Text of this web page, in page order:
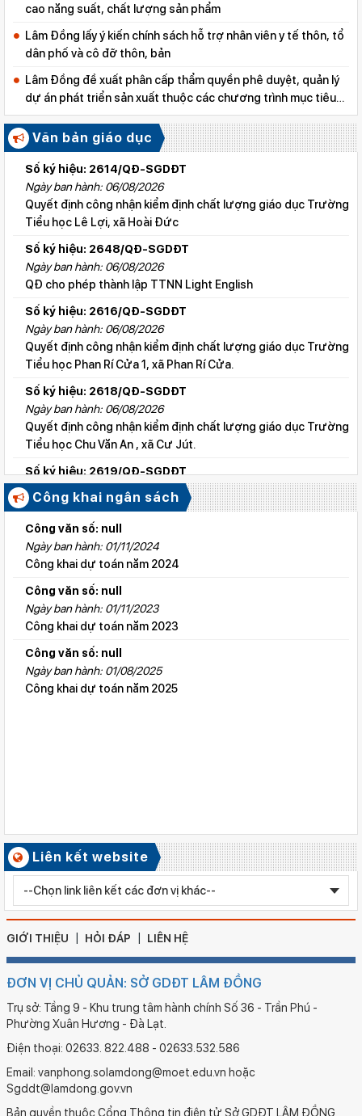
cao năng suất, chất lượng sản phẩm
Lâm Đồng lấy ý kiến chính sách hỗ trợ nhân viên y tế thôn, tổ
dân phố và cô đỡ thôn, bản
Lâm Đồng đề xuất phân cấp thẩm quyền phê duyệt, quản lý
dự án phát triển sản xuất thuộc các chương trình mục tiêu
quốc gia
Văn bản giáo dục
Số ký hiệu: 2614/QĐ-SGDĐT
Ngày ban hành: 06/08/2026
Quyết định công nhận kiểm định chất lượng giáo dục Trường
Tiểu học Lê Lợi, xã Hoài Đức
Số ký hiệu: 2648/QĐ-SGDĐT
Ngày ban hành: 06/08/2026
QĐ cho phép thành lập TTNN Light English
Số ký hiệu: 2616/QĐ-SGDĐT
Ngày ban hành: 06/08/2026
Quyết định công nhận kiểm định chất lượng giáo dục Trường
Tiểu học Phan Rí Cửa 1, xã Phan Rí Cửa.
Số ký hiệu: 2618/QĐ-SGDĐT
Ngày ban hành: 06/08/2026
Quyết định công nhận kiểm định chất lượng giáo dục Trường
Tiểu học Chu Văn An , xã Cư Jút.
Số ký hiệu: 2619/QĐ-SGDĐT
Ngày ban hành: 06/08/2026
Quyết định công nhận kiểm định chất lượng giáo dục Trường
Tiểu học Lý Tự Trọng , xã Cư Jút.
Số ký hiệu: 2615/QĐ-SGDĐT
Ngày ban hành: 06/08/2026
Quyết định công nhận kiểm định chất lượng giáo dục Trường
Tiểu học Nguyễn Bỉnh Khiêm, xã Đức linh.
Số ký hiệu: 2647/QĐ-SGDĐT
Ngày ban hành: 06/08/2026
QĐ cho phép thành lập TTNN-TH Anh Việt
Số ký hiệu: 2617/QĐ-SGDĐT
Số ký hiệu: 2577/QĐ-SGDĐT
Ngày ban hành: 05/08/2026
Chỉnh sửa bằng TN THPT LÊ HUỲNH NHƯ HẬU
Công khai ngân sách
Công văn số: null
Ngày ban hành: 01/11/2024
Công khai dự toán năm 2024
Công văn số: null
Ngày ban hành: 01/11/2023
Công khai dự toán năm 2023
Công văn số: null
Ngày ban hành: 01/08/2025
Công khai dự toán năm 2025
Liên kết website
GIỚI THIỆU HỎI ĐÁP LIÊN HỆ
ĐƠN VỊ CHỦ QUẢN: SỞ GDĐT LÂM ĐỒNG
Trụ sở: Tầng 9 - Khu trung tâm hành chính Số 36 - Trần Phú -
Phường Xuân Hương - Đà Lạt.
Điện thoại: 02633. 822.488 - 02633.532.586
Email: vanphong.solamdong@moet.edu.vn hoặc
Sgddt@lamdong.gov.vn
Bản quyền thuộc Cổng Thông tin điện tử Sở GDĐT LÂM ĐỒNG